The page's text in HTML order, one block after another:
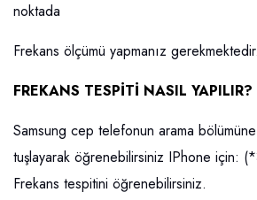
noktada
Frekans ölçümü yapmanız gerekmektedir.
FREKANS TESPİTİ NASIL YAPILIR?
Samsung cep telefonun arama
tuşlayarak öğrenebilirsiniz IPhone için:
Frekans tespitini öğrenebilirsiniz.